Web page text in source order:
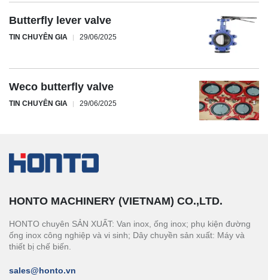
Butterfly lever valve
TIN CHUYÊN GIA 29/06/2025
Weco butterfly valve
TIN CHUYÊN GIA 29/06/2025
HONTO MACHINERY (VIETNAM) CO.,LTD.
HONTO chuyên SẢN XUẤT: Van inox, ống inox; phụ kiện đường
ống inox công nghiệp và vi sinh; Dây chuyền sản xuất: Máy và
thiết bị chế biến.
sales@honto.vn